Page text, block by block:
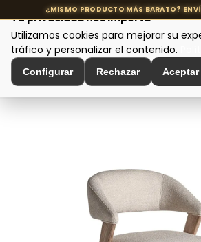
MENÚ
Inicio > Asientos y Sillas > Sillas de
Tu privacidad nos importa
Utilizamos cookies para mejorar su
tráfico y personalizar el contenido.
Configurar Rechazar Aceptar